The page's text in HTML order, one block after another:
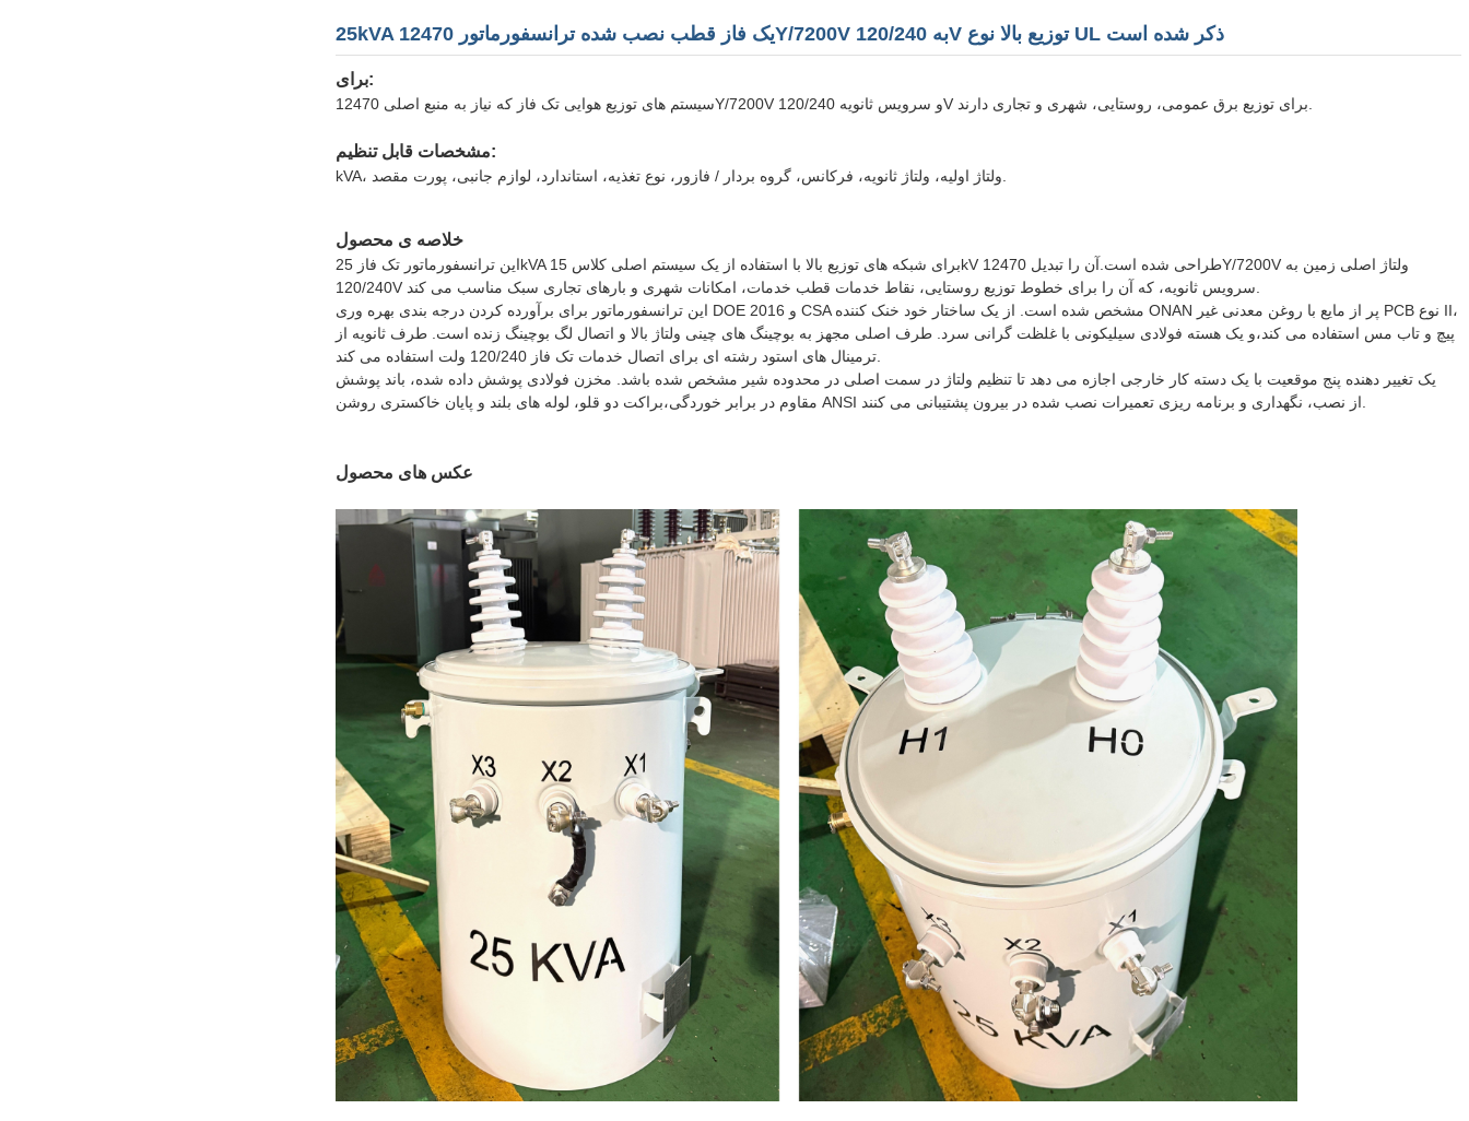
25kVA یک فاز قطب نصب شده ترانسفورماتور 12470Y/7200V به 120/240V توزیع بالا نوع UL ذکر شده است
برای:
مشخصات قابل تنظیم:
خلاصه ی محصول
این ترانسفورماتور تک فاز 25kVA برای شبکه های توزیع بالا با استفاده از یک سیستم اصلی کلاس 15kV طراحی شده است.آن را تبدیل 12470Y/7200V ولتاژ اصلی زمین به
این ترانسفورماتور برای برآورده کردن درجه بندی بهره وری DOE 2016 و CSA مشخص شده است. از یک ساختار خود خنک کننده ONAN پر از مایع با روغن معدنی غیر PCB نوع II،
پیچ و تاب مس استفاده می کند،و یک هسته فولادی سیلیکونی با غلظت گرانی سرد. طرف اصلی مجهز به بوچینگ های چینی ولتاژ بالا و اتصال لگ بوچینگ زنده است. طرف ثانویه از
یک تغییر دهنده پنج موقعیت با یک دسته کار خارجی اجازه می دهد تا تنظیم ولتاژ در سمت اصلی در محدوده شیر مشخص شده باشد. مخزن فولادی پوشش داده شده، باند پوشش
عکس های محصول